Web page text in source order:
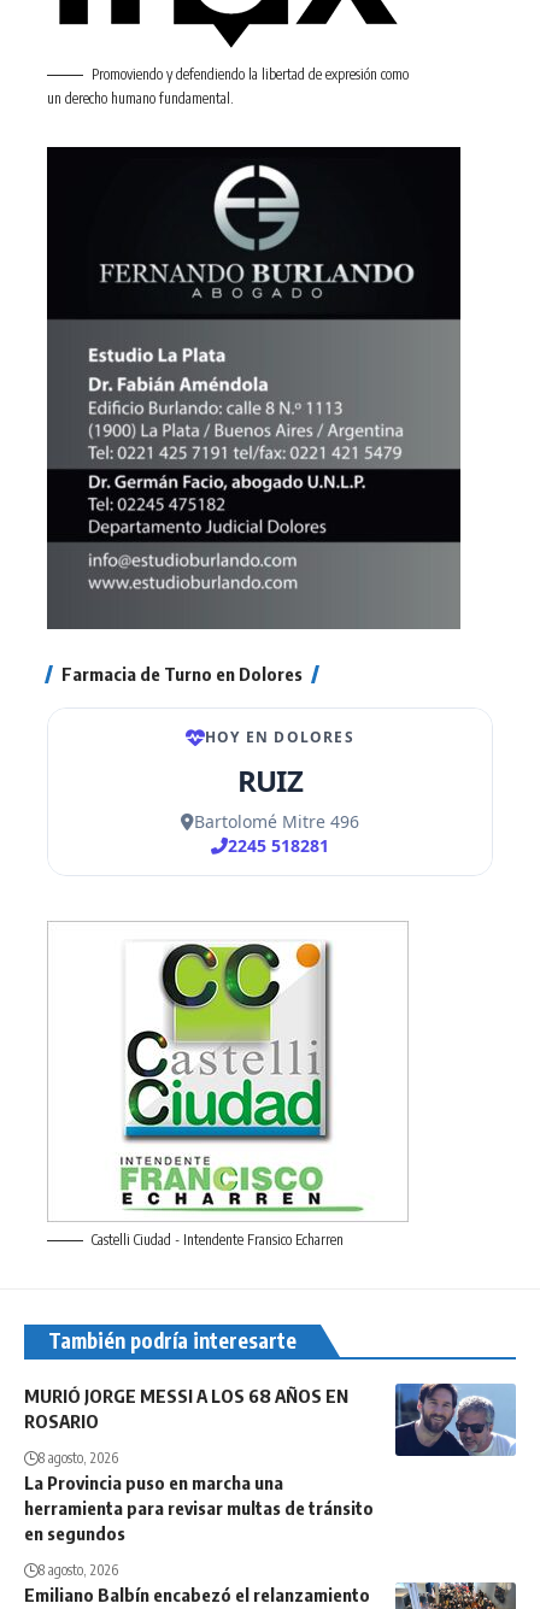
Promoviendo y defendiendo la libertad de expresión como
un derecho humano fundamental.
Farmacia de Turno en Dolores
Castelli Ciudad - Intendente Fransico Echarren
También podría interesarte
MURIÓ JORGE MESSI A LOS 68 AÑOS EN
ROSARIO
8 agosto, 2026
La Provincia puso en marcha una
herramienta para revisar multas de tránsito
en segundos
8 agosto, 2026
Emiliano Balbín encabezó el relanzamiento